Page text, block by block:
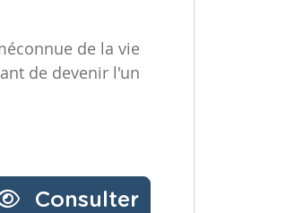
de la vie
de devenir l'un
Consulter